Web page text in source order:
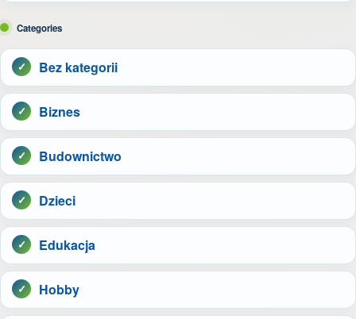
Categories
Bez kategorii
Biznes
Budownictwo
Dzieci
Edukacja
Hobby